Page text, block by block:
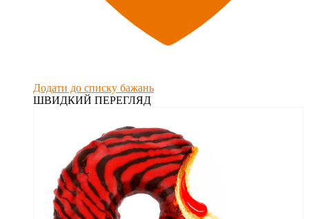
Додати до списку бажань
ШВИДКИЙ ПЕРЕГЛЯД